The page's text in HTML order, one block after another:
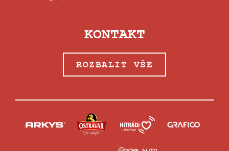
KONTAKT
ROZBALIT VŠE